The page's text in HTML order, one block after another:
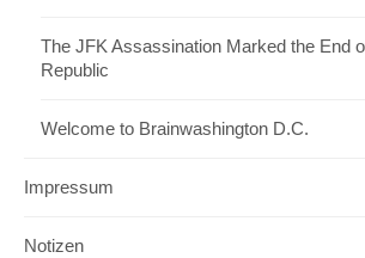
The JFK Assassination Marked the End
Republic
Welcome to Brainwashington D.C.
Impressum
Notizen